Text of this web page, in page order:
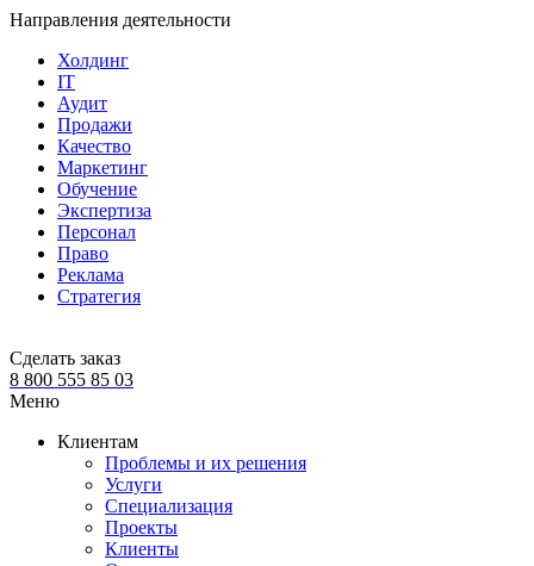
Направления деятельности
Холдинг
IT
Аудит
Продажи
Качество
Маркетинг
Обучение
Экспертиза
Персонал
Право
Реклама
Стратегия
Сделать заказ
8 800 555 85 03
Меню
Клиентам
Проблемы и их решения
Услуги
Специализация
Проекты
Клиенты